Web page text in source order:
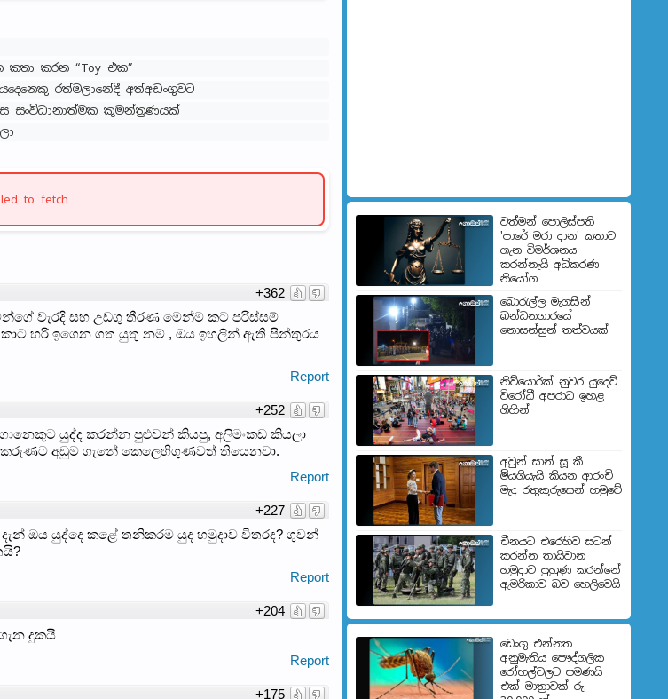
කරන “Toy එක”
රත්මලානේදී අත්අඩංගුවට
සංවිධානාත්මක කුමන්ත්‍රණයක්
to fetch
+362
වැරදි සහ උඩගු තීරණ මෙන්ම කට පරිස්සම්
හරි ඉගෙන ගත යුතු නම් , ඔය ඉහලින් ඇති පින්තුරය
Report
+252
යුද්ද කරන්න පුළුවන් කියපු, අලිමංකඩ කියලා
කරුණට අඩුම ගැනේ කෙලෙහිගුණවත් තියෙනවා.
Report
+227
ඔය යුද්දෙ කළේ තනිකරම යුද හමුදාව විතරද? ගුවන්
Report
+204
දුකයි
Report
+175
වත්මන් පොලිස්පති
'පාරේ මරා දාන' කතාව
ගැන විමර්ශනය
කරන්නැයි අධිකරණ
නියෝග
බොරැල්ල මැගසින්
බන්ධනගාරයේ
නොසන්සුන් තත්වයක්
නිව්යොර්ක් නුවර යුදෙව්
විරෝධී අපරාධ ඉහළ
ගිහින්
අවුන් සාන් සූ කී
මියගියැයි කියන ආරංචි
මැද රතුකුරුසෙන් හමුවේ
චීනයට එරෙහිව සටන්
කරන්න තායිවාන
හමුදාව පුහුණු කරන්නේ
ඇමරිකාව බව හෙලිවෙයි
ඩෙංගු එන්නත
අනුමැතිය පෞද්ගලික
රෝහල්වලට පමණයි
එක් මාත්‍රාවක් රු.